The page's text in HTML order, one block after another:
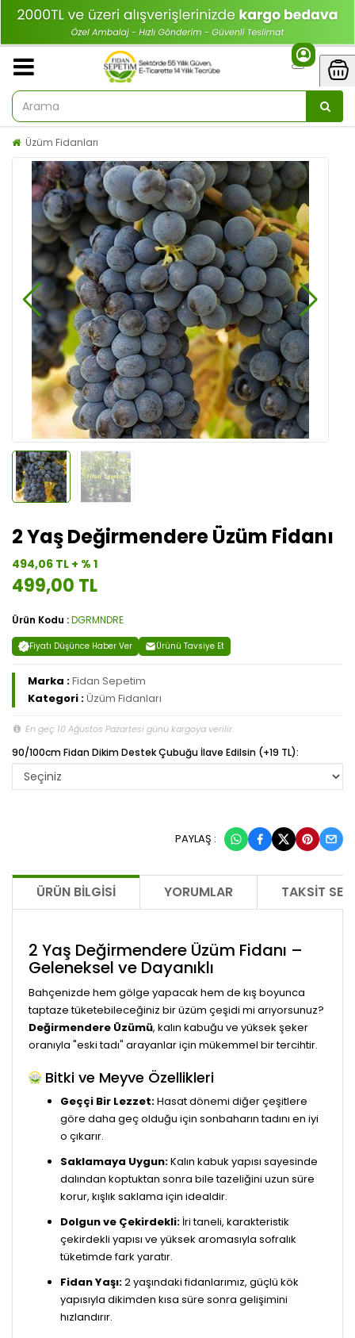
Üzüm Fidanları
2 Yaş Değirmendere Üzüm Fidanı
494,06 TL + % 1
499,00 TL
Ürün Kodu :DGRMNDRE
Fiyatı Düşünce Haber Ver Ürünü Tavsiye Et
Marka :Fidan Sepetim
Kategori :Üzüm Fidanları
En geç 10 Ağustos Pazartesi günü kargoya verilir.
90/100cm Fidan Dikim Destek Çubuğu İlave Edilsin (+19 TL):
PAYLAŞ :
ÜRÜN BILGISI YORUMLAR TAKSIT
2 Yaş Değirmendere Üzüm Fidanı –
Geleneksel ve Dayanıklı
Bahçenizde hem gölge yapacak hem de kış boyunca
taptaze tüketebileceğiniz bir üzüm çeşidi mi arıyorsunuz?
Değirmendere Üzümü, kalın kabuğu ve yüksek şeker
oranıyla "eski tadı" arayanlar için mükemmel bir tercihtir.
Bitki ve Meyve Özellikleri
Geççi Bir Lezzet:Hasat dönemi diğer çeşitlere
göre daha geç olduğu için sonbaharın tadını en iyi
o çıkarır.
Saklamaya Uygun:Kalın kabuk yapısı sayesinde
dalından koptuktan sonra bile tazeliğini uzun süre
korur, kışlık saklama için idealdir.
Dolgun ve Çekirdekli: İri taneli, karakteristik
çekirdekli yapısı ve yüksek aromasıyla sofralık
tüketimde fark yaratır.
Fidan Yaşı:2 yaşındaki fidanlarımız, güçlü kök
yapısıyla dikimden kısa süre sonra gelişimini
hızlandırır.